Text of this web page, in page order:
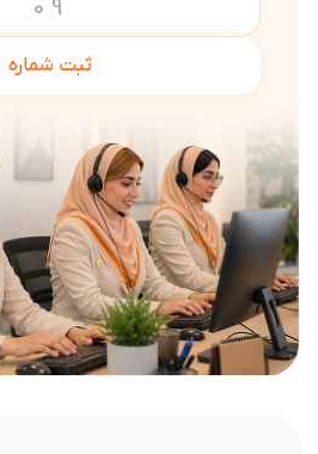
ثبت شماره